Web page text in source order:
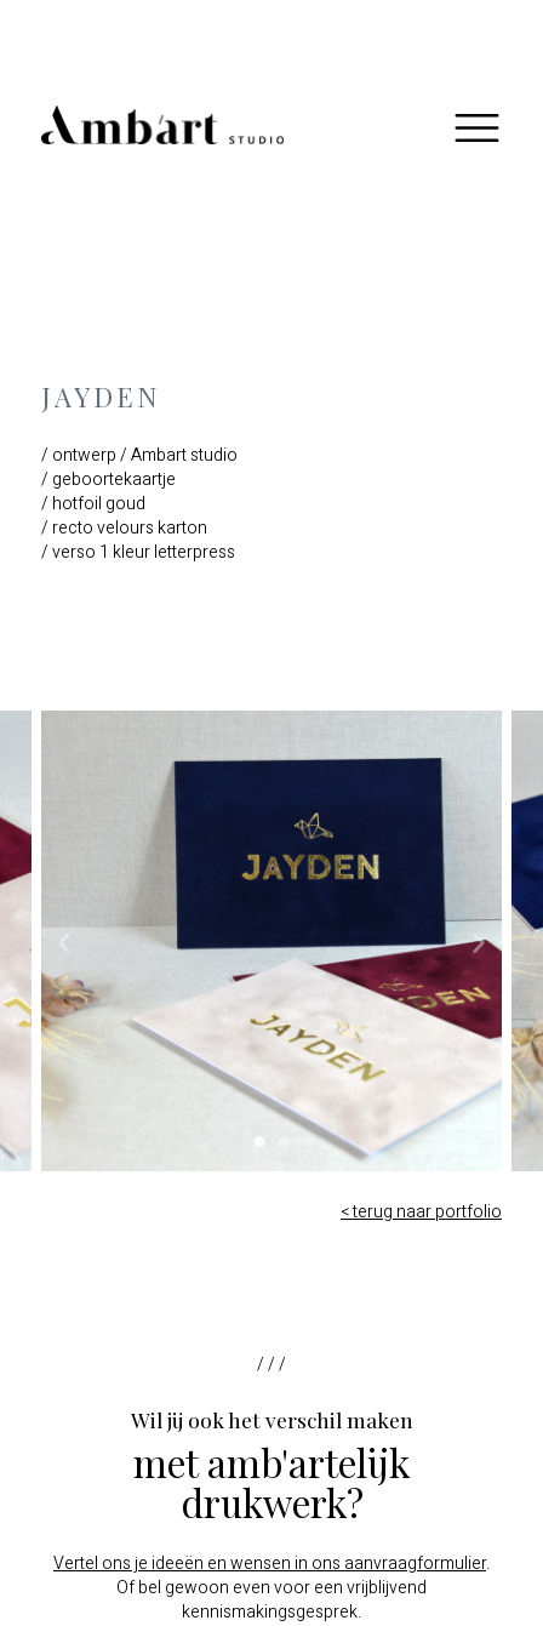
JAYDEN
/ ontwerp / Ambart studio
/ geboortekaartje
/ hotfoil goud
/ recto velours karton
/ verso 1 kleur letterpress
< terug naar portfolio
/ / /
Wil jij ook het verschil maken
met amb'artelijk
drukwerk?
Vertel ons je ideeën en wensen in ons aanvraagformulier.
Of bel gewoon even voor een vrijblijvend
kennismakingsgesprek.